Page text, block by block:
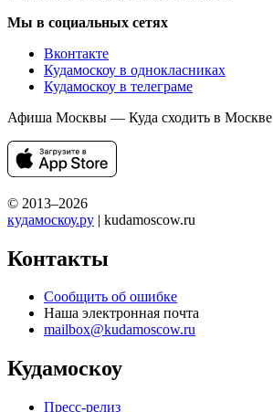
Мы в социальных сетях
Вконтакте
Кудамоскоу в однокласниках
Кудамоскоу в телеграме
Афиша Москвы — Куда сходить в Москве
© 2013–2026
кудамоскоу.ру | kudamoscow.ru
Контакты
Сообщить об ошибке
Наша электронная почта
mailbox@kudamoscow.ru
Кудамоскоу
Пресс-релиз